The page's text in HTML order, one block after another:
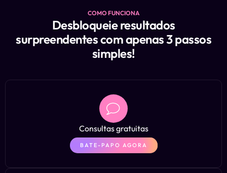
COMO FUNCIONA
Desbloqueie resultados
surpreendentes com apenas 3 passos
simples!
Consultas gratuitas
BATE-PAPO AGORA